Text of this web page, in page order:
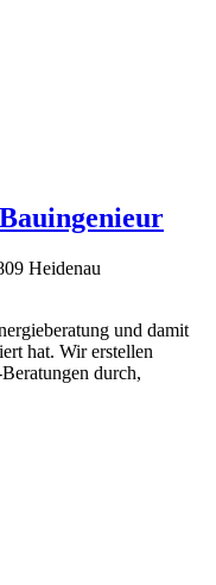
Heidenau
und damit
hat. Wir erstellen
durch,